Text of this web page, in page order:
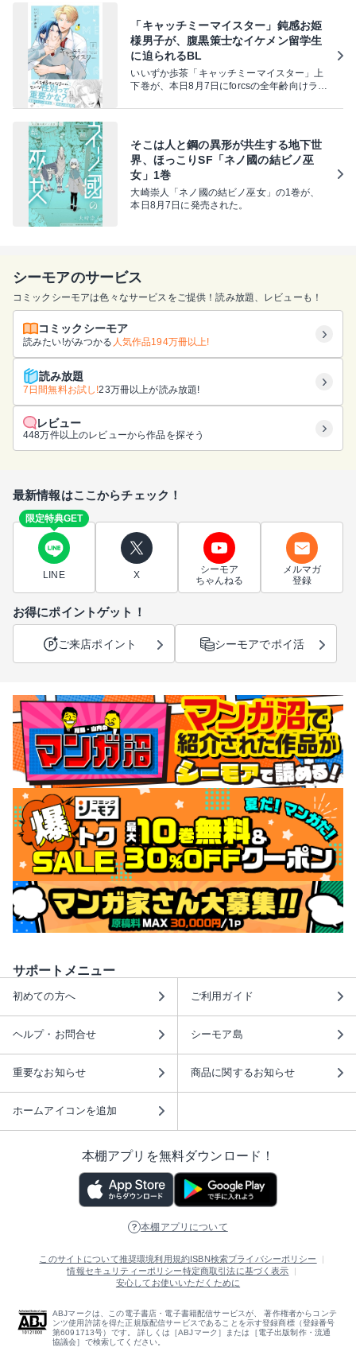
「キャッチミーマイスター」鈍感お姫
様男子が、腹黒策士なイケメン留学生
に迫られるBL
いいずか歩茶「キャッチミーマイスター」上
下巻が、本日8月7日にforcsの全年齢向けライ
された。
そこは人と鋼の異形が共生する地下世
界、ほっこりSF「ネノ國の結ビノ巫
女」1巻
大崎崇人「ネノ國の結ビノ巫女」の1巻が、
本日8月7日に発売された。
シーモアのサービス
コミックシーモアは色々なサービスをご提供！読み放題、レビューも！
コミックシーモア
読みたい!がみつかる 人気作品194万冊以上!
読み放題
7日間無料お試し!23万冊以上が読み放題!
レビュー
448万件以上のレビューから作品を探そう
最新情報はここからチェック！
限定特典GET
LINE X
シーモア
ちゃんねる
メルマガ
登録
お得にポイントゲット！
ご来店ポイント シーモアでポイ活
サポートメニュー
初めての方へ ご利用ガイド
ヘルプ・お問合せ シーモア島
重要なお知らせ 商品に関するお知らせ
ホームアイコンを追加
本棚アプリを無料ダウンロード！
本棚アプリについて
このサイトについて推奨環境利用規約 ISBN検索プライバシーポリシー
情報セキュリティーポリシー特定商取引法に基づく表示
安心してお使いいただくために
ABJマークは、この電子書店・電子書籍配信サービスが、 著作権者からコンテ
ンツ使用許諾を得た正規版配信サービスであることを示す登録商標（登録番号
第6091713号）です。 詳しくは［ABJマーク］または［電子出版制作・流通
協議会］で検索してください。